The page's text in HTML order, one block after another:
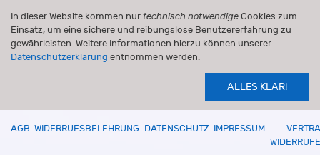
In dieser Website kommen nur technisch notwendige Cookies zum
Einsatz, um eine sichere und reibungslose Benutzererfahrung zu
gewährleisten. Weitere Informationen hierzu können unserer
Datenschutzerklärung entnommen werden.
ALLES KLAR!
AGB WIDERRUFSBELEHRUNG DATENSCHUTZ IMPRESSUM